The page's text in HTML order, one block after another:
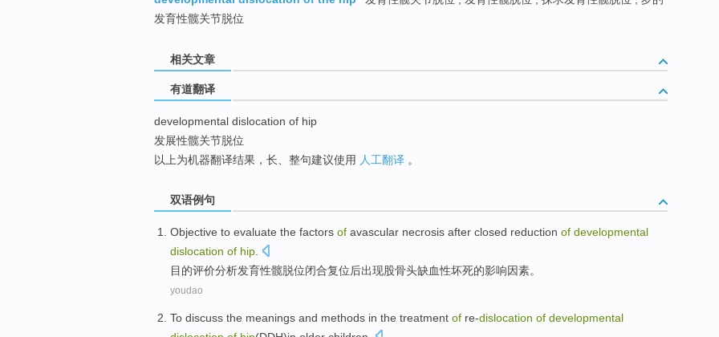
发育性髋关节脱位
相关文章
有道翻译
developmental dislocation of hip
发展性髋关节脱位
以上为机器翻译结果，长、整句建议使用 人工翻译 。
双语例句
Objective to evaluate the factors of avascular necrosis after closed reduction of developmental
dislocation of hip
目的评价分析发育性髋脱位闭合复位后出现股骨头缺血性坏死的影响因素。
youdao
To discuss the meanings and methods in the treatment of re-dislocation of developmental